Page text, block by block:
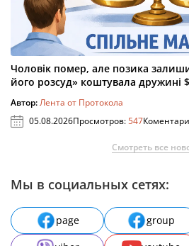
Чоловік помер, але позика
його розсуд» коштувала дружині
Автор:Лента от Протокола
05.08.2026Просмотров:547
Смотреть все
Мы в социальных сетях:
page group